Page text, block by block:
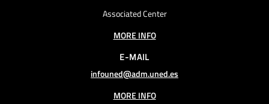
Associated Center
MORE INFO
E-MAIL
infouned@adm.uned.es
MORE INFO